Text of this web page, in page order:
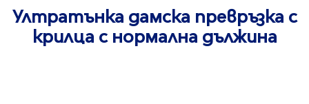
Ултратънка дамска превръзка с
крилца с нормална дължина